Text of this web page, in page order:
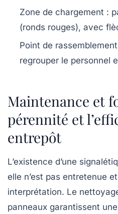
Zone de chargement :
(ronds rouges), avec
Point de rassemblement
regrouper le personnel
Maintenance et
pérennité et
entrepôt
L’existence d’une
elle n’est pas entretenue
interprétation. Le
panneaux garantissent